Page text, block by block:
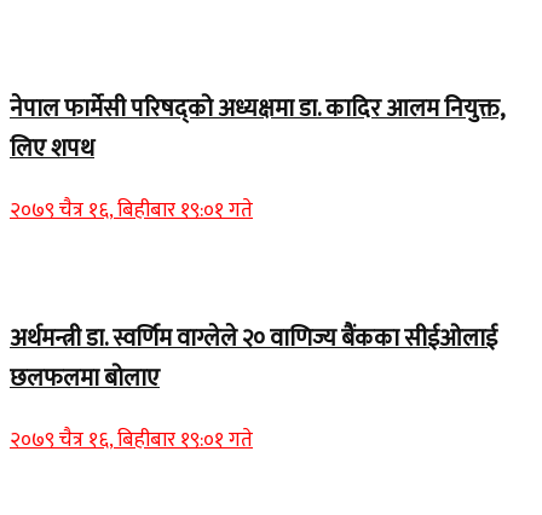
नेपाल फार्मेसी परिषद्को अध्यक्षमा डा. कादिर आलम नियुक्त,
लिए शपथ
२०७९ चैत्र १६, बिहीबार १९:०१ गते
अर्थमन्त्री डा. स्वर्णिम वाग्लेले २० वाणिज्य बैंकका सीईओलाई
छलफलमा बोलाए
२०७९ चैत्र १६, बिहीबार १९:०१ गते